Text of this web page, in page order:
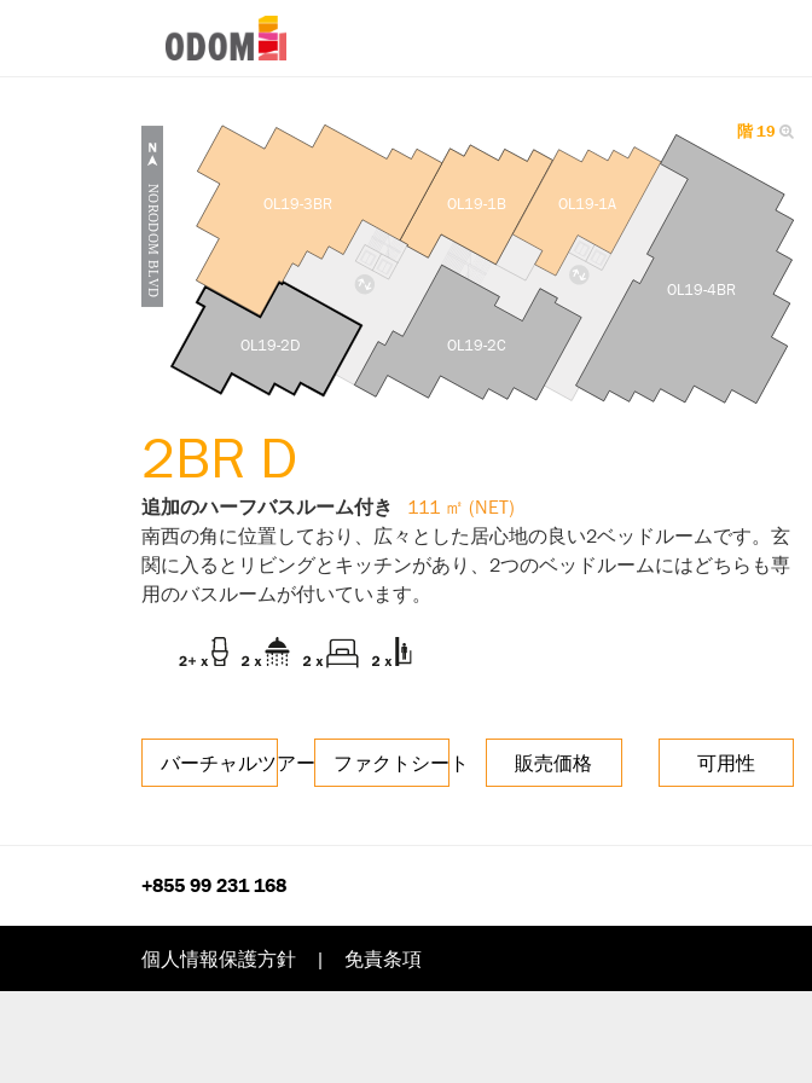
階 19
OL19-2D
OL19-4BR
OL19-1B
OL19-2C
OL19-1A
OL19-3BR
2BR D
追加のハーフバスルーム付き
111 ㎡ (NET)
南西の角に位置しており、広々とした居心地の良い2ベッドルームです。玄
関に入るとリビングとキッチンがあり、2つのベッドルームにはどちらも専
用のバスルームが付いています。
バーチャルツアー ファクトシート 販売価格 可用性
+855 99 231 168
個人情報保護方針 | 免責条項